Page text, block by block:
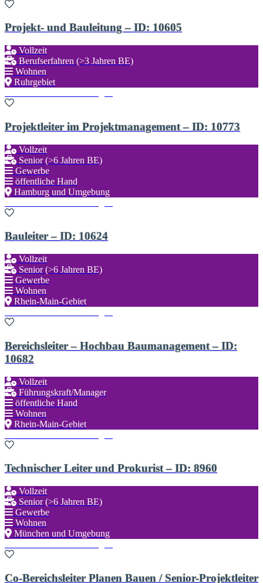
Projekt- und Bauleitung – ID: 10605
Vollzeit
Berufserfahren (>3 Jahren BE)
Wohnen
Ruhrgebiet
Projektleiter im Projektmanagement – ID: 10773
Vollzeit
Senior (>6 Jahren BE)
Gewerbe
öffentliche Hand
Hamburg und Umgebung
Bauleiter – ID: 10624
Vollzeit
Senior (>6 Jahren BE)
Gewerbe
Wohnen
Rhein-Main-Gebiet
Bereichsleiter – Hochbau Baumanagement – ID:
10682
Vollzeit
Führungskraft/Manager
öffentliche Hand
Wohnen
Rhein-Main-Gebiet
Technischer Leiter und Prokurist – ID: 8960
Vollzeit
Senior (>6 Jahren BE)
Gewerbe
Wohnen
München und Umgebung
Co-Bereichsleiter Planen Bauen / Senior-Projektleiter